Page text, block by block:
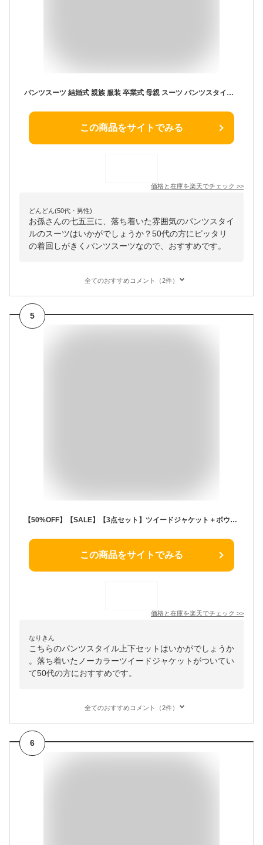
パンツスーツ 結婚式 親族 服装 卒業式 母親 スーツ パンツスタイル 七五三 ママ おしゃれ コーデ 大きいサイズ 20代 30代 40代 お呼ばれ パンツドレス お呼ばれコーデ 七五三 ママ 袖あり 着まわし 普段使い j-3-20085102
この商品をサイトでみる
価格と在庫を楽天でチェック >>
どんどん(50代・男性)
お孫さんの七五三に、落ち着いた雰囲気のパンツスタイ
ルのスーツはいかがでしょうか？50代の方にピッタリ
の着回しがきくパンツスーツなので、おすすめです。
全てのおすすめコメント（2件）
5
【50%OFF】【SALE】【3点セット】ツイードジャケット＋ボウタイブラウス＋テーパードパンツ ノーカラーツイードジャケット パンツスタイル 上下セット セットアップ ベージュ ネイビー 七五三 入卒
この商品をサイトでみる
価格と在庫を楽天でチェック >>
なりきん
こちらのパンツスタイル上下セットはいかがでしょうか
。落ち着いたノーカラーツイードジャケットがついてい
て50代の方におすすめです。
全てのおすすめコメント（2件）
6